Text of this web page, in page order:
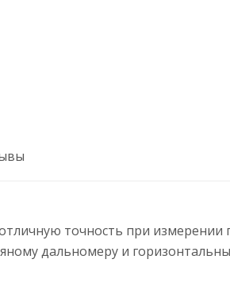
точность при измерении
дальномеру и